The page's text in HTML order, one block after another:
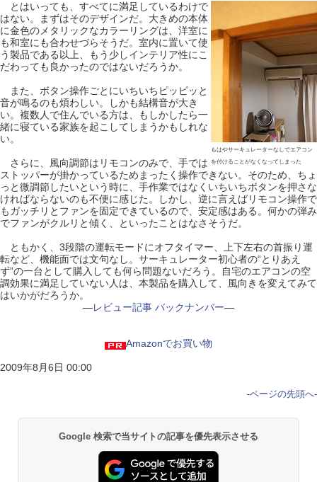
もはやサーキュレーターなしでエアコン
を付けることがなくなってしまった
とはいっても、すべてに満足しているわけで
はない。まずはそのデザインだ。大きめの本体
に金色のメタリックなカラーリングは、洋室に
も和室にも合わせづらそうだ。室内に置いて使
う製品である以上、もう少しインテリア性にこ
だわっても良かったのではないだろうか。
また、ボタン操作ごとにいちいちピッピッと
音が鳴るのも煩わしい。しかも結構音が大き
い。複数人で住んでいる方は、もしかしたら一
緒に寝ている家族を起こしてしまうかもしれな
い。
さらに、風向調節はリモコンのみで、手では
ストッパーが掛かっているためまったく操作できない。そのため、ちょ
っと微調節したいという時に、手作業ではなくいちいちボタンを押さな
ければならないのも不便に感じた。しかし、逆に言えばリモコン操作で
もガッチリとファンを固定できているので、安定感はある。何かの弾み
でファンがクルリと傾く、といったことはなさそうだ。
ともかく、3段階の運転モードにオフタイマー、上下左右の首振り運
転など、機能面では文句なし。サーキュレーター初心者の“とりあえ
ず”の一台として購入しても何ら問題ないだろう。自宅のエアコンの空
調効果に満足していない人は、本製品を購入して、風向きを変えてみて
はいかがだろうか。
―レビュー記事 バックナンバー―
Amazonでお買い物
2009年8月6日 00:00
-ページの先頭へ-
Google 検索で当サイトの記事を優先表示させる